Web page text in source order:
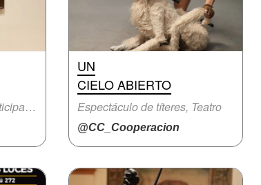
Narración oral, Obra participativa
UN
CIELO ABIERTO
Espectáculo de títeres, Teatro
@CC_Cooperacion